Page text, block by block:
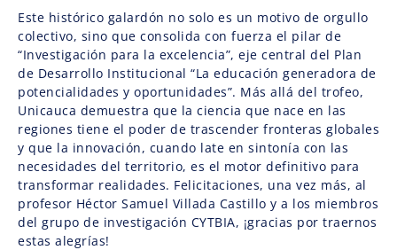
Este histórico galardón no solo es un motivo de orgullo
colectivo, sino que consolida con fuerza el pilar de
“Investigación para la excelencia”, eje central del Plan
de Desarrollo Institucional “La educación generadora de
potencialidades y oportunidades”. Más allá del trofeo,
Unicauca demuestra que la ciencia que nace en las
regiones tiene el poder de trascender fronteras globales
y que la innovación, cuando late en sintonía con las
necesidades del territorio, es el motor definitivo para
transformar realidades. Felicitaciones, una vez más, al
profesor Héctor Samuel Villada Castillo y a los miembros
del grupo de investigación CYTBIA, ¡gracias por traernos
estas alegrías!